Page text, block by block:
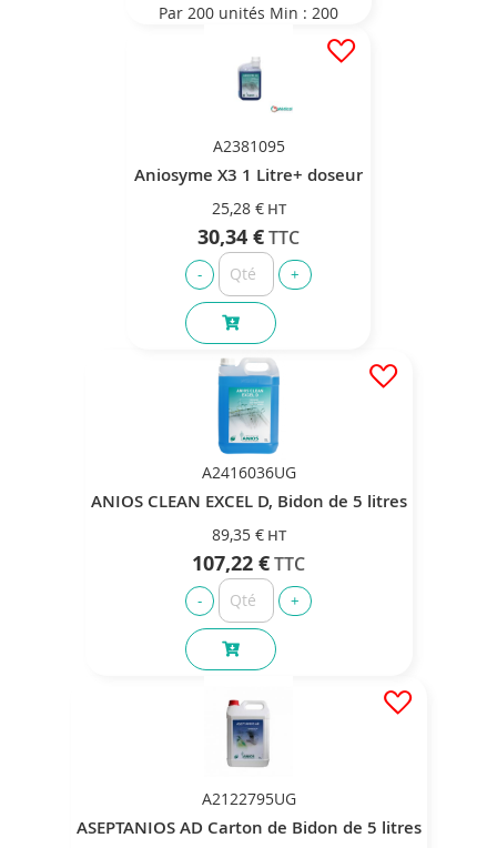
Par 200 unités Min : 200
A2381095
Aniosyme X3 1 Litre+ doseur
25,28 €
30,34 €
A2416036UG
ANIOS CLEAN EXCEL D, Bidon de 5 litres
89,35 €
107,22 €
A2122795UG
ASEPTANIOS AD Carton de Bidon de 5 litres